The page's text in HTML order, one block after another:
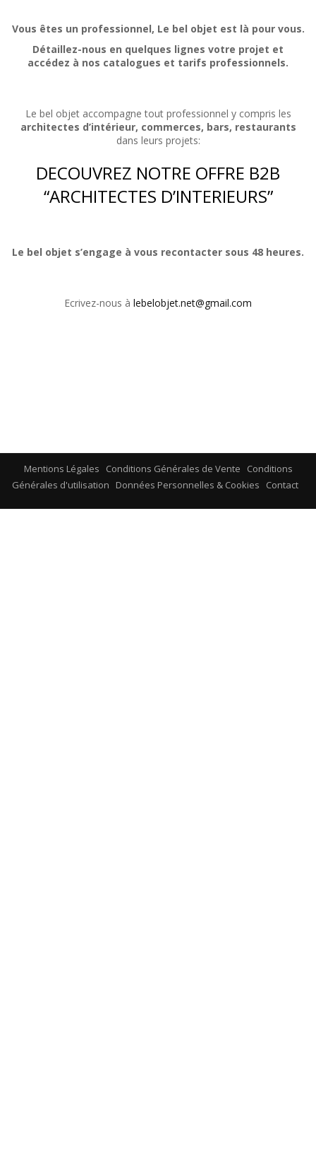
Vous êtes un professionnel, Le bel objet est là pour vous.
Détaillez-nous en quelques lignes votre projet et
accédez à nos catalogues et tarifs professionnels.
Le bel objet accompagne tout professionnel y compris les
architectes d’intérieur, commerces, bars, restaurants
dans leurs projets:
DECOUVREZ NOTRE OFFRE B2B
“ARCHITECTES D’INTERIEURS”
Le bel objet s’engage à vous recontacter sous 48 heures.
Ecrivez-nous à lebelobjet.net@gmail.com
Mentions Légales Conditions Générales de Vente
Conditions
Générales d'utilisation
Données Personnelles & Cookies Contact